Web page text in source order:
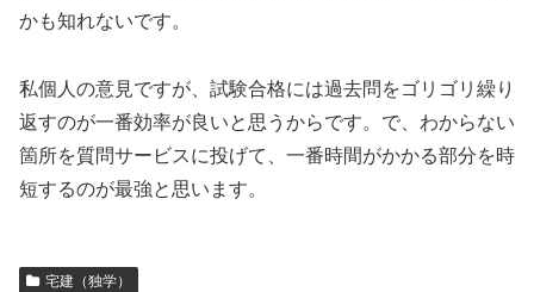
かも知れないです。
私個人の意見ですが、試験合格には過去問をゴリゴリ繰り
返すのが一番効率が良いと思うからです。で、わからない
箇所を質問サービスに投げて、一番時間がかかる部分を時
短するのが最強と思います。
宅建（独学）